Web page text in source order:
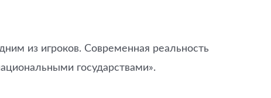
из игроков. Современная реальность
государствами».